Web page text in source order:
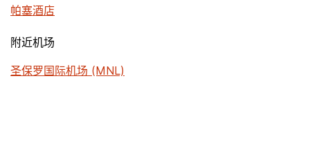
帕塞酒店
附近机场
圣保罗国际机场 (MNL)